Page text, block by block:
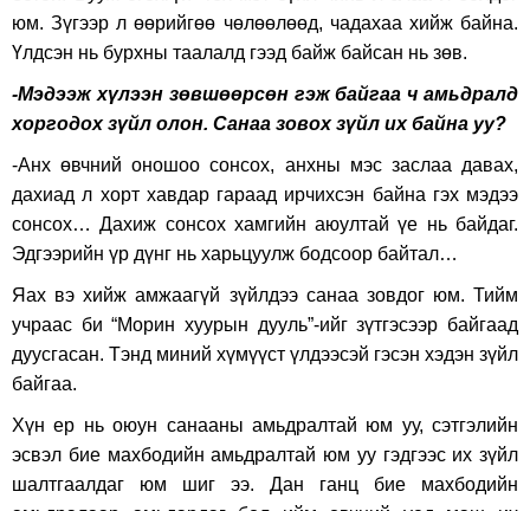
юм. Зүгээр л өөрийгөө чөлөөлөөд, чадахаа хийж байна.
Үлдсэн нь бурхны таалалд гээд байж байсан нь зөв.
-Мэдээж хүлээн зөвшөөрсөн гэж байгаа ч амьдралд
хоргодох зүйл олон. Санаа зовох зүйл их байна уу?
-Анх өвчний оношоо сонсох, анхны мэс заслаа давах,
дахиад л хорт хавдар гараад ирчихсэн байна гэх мэдээ
сонсох… Дахиж сонсох хамгийн аюултай үе нь байдаг.
Эдгээрийн үр дүнг нь харьцуулж бодсоор байтал…
Яах вэ хийж амжаагүй зүйлдээ санаа зовдог юм. Тийм
учраас би “Морин хуурын дууль”-ийг зүтгэсээр байгаад
дуусгасан. Тэнд миний хүмүүст үлдээсэй гэсэн хэдэн зүйл
байгаа.
Хүн ер нь оюун санааны амьдралтай юм уу, сэтгэлийн
эсвэл бие махбодийн амьдралтай юм уу гэдгээс их зүйл
шалтгаалдаг юм шиг ээ. Дан ганц бие махбодийн